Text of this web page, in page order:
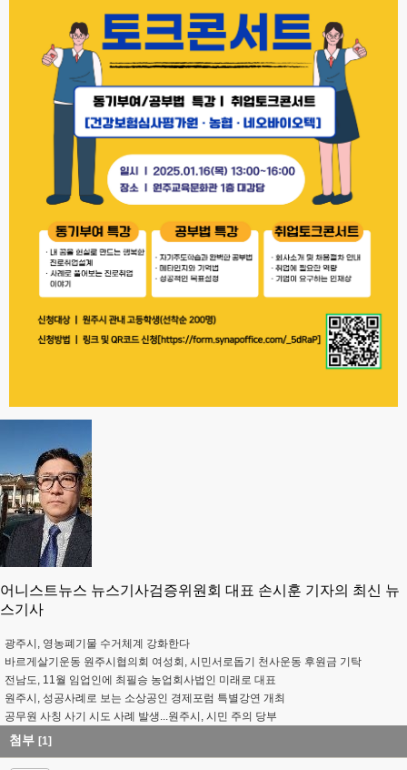
어니스트뉴스 뉴스기사검증위원회 대표 손시훈 기자의 최신 뉴
스기사
광주시, 영농폐기물 수거체계 강화한다
바르게살기운동 원주시협의회 여성회, 시민서로돕기 천사운동 후원금 기탁
전남도, 11월 임업인에 최필승 농업회사법인 미래로 대표
원주시, 성공사례로 보는 소상공인 경제포럼 특별강연 개최
공무원 사칭 사기 시도 사례 발생...원주시, 시민 주의 당부
첨부 [1]